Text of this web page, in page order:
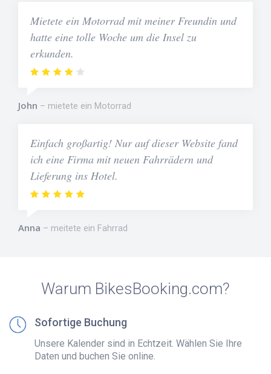
Mietete ein Motorrad mit meiner Freundin und
hatte eine tolle Woche um die Insel zu
erkunden.
John mietete ein Motorrad
Einfach großartig! Nur auf dieser Website fand
ich eine Firma mit neuen Fahrrädern und
Lieferung ins Hotel.
Anna meitete ein Fahrrad
Warum BikesBooking.com?
Sofortige Buchung
Unsere Kalender sind in Echtzeit. Wählen Sie Ihre
Daten und buchen Sie online.